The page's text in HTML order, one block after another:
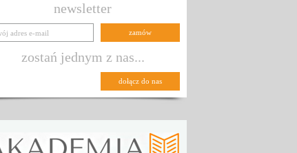
newsletter
zostań jednym z nas...